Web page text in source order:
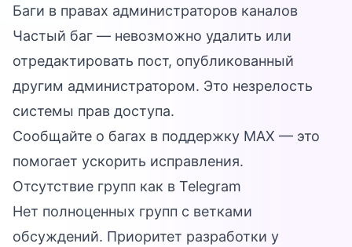
Баги в правах администраторов каналов
Частый баг — невозможно удалить или
отредактировать пост, опубликованный
другим администратором. Это незрелость
системы прав доступа.
Сообщайте о багах в поддержку MAX — это
помогает ускорить исправления.
Отсутствие групп как в Telegram
Нет полноценных групп с ветками
обсуждений. Приоритет разработки у